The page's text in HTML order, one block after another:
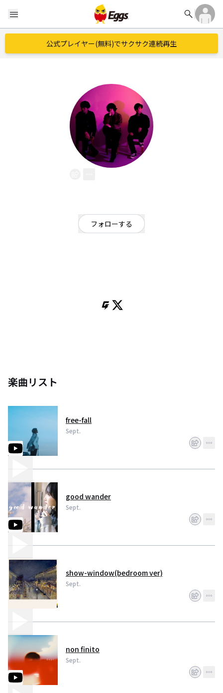
menu search
公式プレイヤー(無料)でサクサク連続再生
フォローする
Sept.といえば、アートワークにパブリックドメインの西洋絵画を使用するな
Fukasawa (bass). In March 2021, they released their first mini-album,
"Nature Nature," with Kurosawa (vocals) handling the recording and mixing
paintings into their artwork. While their music has an ear-pleasing quality
reminiscent of bedroom pop, the lyrics consistently convey Sept.'s unique
alternative dream-pop style, encouraging listeners to break out of the
楽曲リスト
free-fall
Sept.
good wander
Sept.
show-window(bedroom ver)
Sept.
non finito
Sept.